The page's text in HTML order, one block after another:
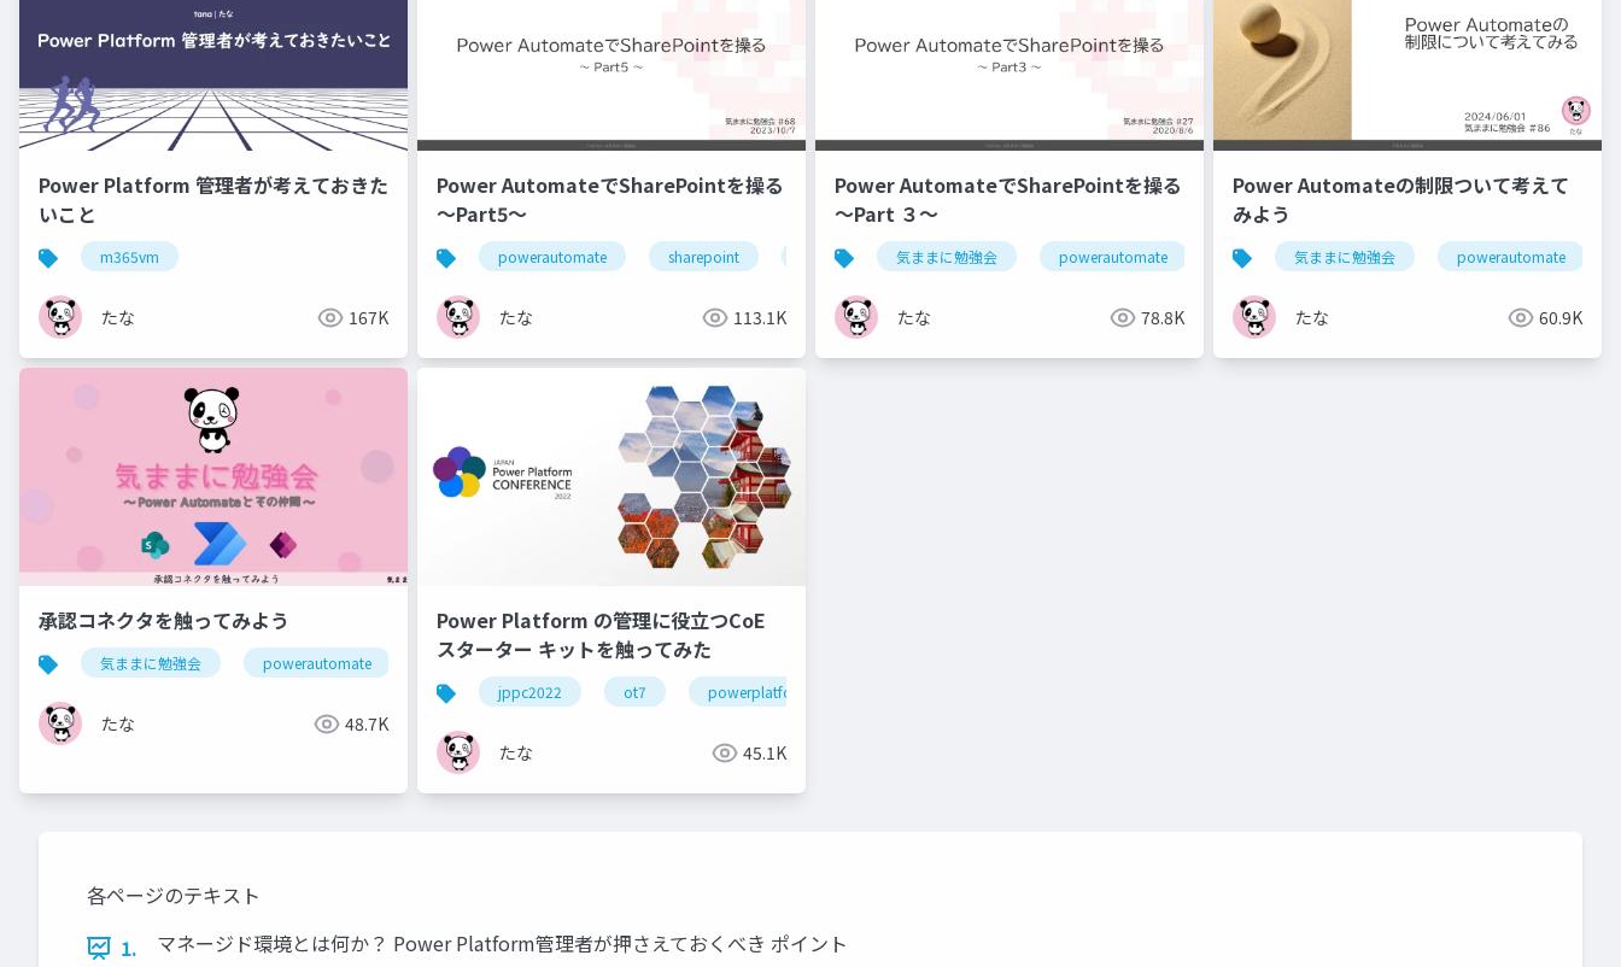
Power Platform 管理者が考えておきた
いこと
m365vm
たな 167K
Power AutomateでSharePointを操る
～Part5～
powerautomate sharepoint 気ままに勉強会
たな 113.1K
Power AutomateでSharePointを操る
～Part ３～
気ままに勉強会 powerautomate sharepoint
たな 78.8K
Power Automateの制限ついて考えて
みよう
気ままに勉強会 powerautomate
たな 60.9K
承認コネクタを触ってみよう
気ままに勉強会 powerautomate
たな 48.7K
Power Platform の管理に役立つCoE
スターター キットを触ってみた
jppc2022 ot7 powerplatform
たな 45.1K
各ページのテキスト
1.
マネージド環境とは何か？ Power Platform管理者が押さえておくべき ポイント